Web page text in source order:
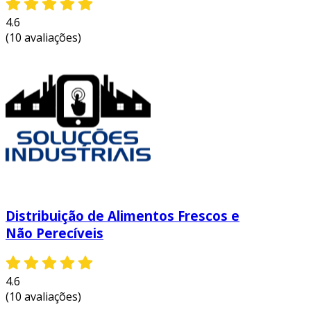
4.6
(10 avaliações)
Distribuição de Alimentos Frescos e
Não Perecíveis
4.6
(10 avaliações)